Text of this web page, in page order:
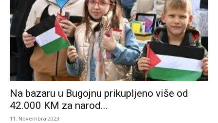
Na bazaru u Bugojnu prikupljeno više od
42.000 KM za narod...
11. Novembra 2023.